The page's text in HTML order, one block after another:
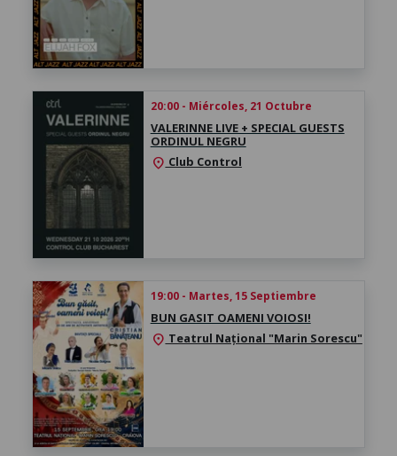
20:00 - Miércoles, 21 Octubre
VALERINNE LIVE + SPECIAL GUESTS
ORDINUL NEGRU
location_on Club Control
19:00 - Martes, 15 Septiembre
BUN GASIT OAMENI VOIOSI!
location_on Teatrul Național "Marin Sorescu"